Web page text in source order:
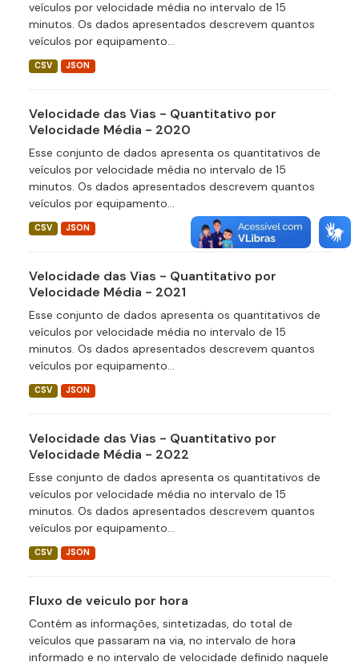
veículos por velocidade média no intervalo de 15
minutos. Os dados apresentados descrevem quantos
veículos por equipamento...
CSV JSON
Velocidade das Vias - Quantitativo por
Velocidade Média - 2020
Esse conjunto de dados apresenta os quantitativos de
veículos por velocidade média no intervalo de 15
minutos. Os dados apresentados descrevem quantos
veículos por equipamento...
CSV JSON
Velocidade das Vias - Quantitativo por
Velocidade Média - 2021
Esse conjunto de dados apresenta os quantitativos de
veículos por velocidade média no intervalo de 15
minutos. Os dados apresentados descrevem quantos
veículos por equipamento...
CSV JSON
Velocidade das Vias - Quantitativo por
Velocidade Média - 2022
Esse conjunto de dados apresenta os quantitativos de
veículos por velocidade média no intervalo de 15
minutos. Os dados apresentados descrevem quantos
veículos por equipamento...
CSV JSON
Fluxo de veiculo por hora
Contém as informações, sintetizadas, do total de
veículos que passaram na via, no intervalo de hora
informado e no intervalo de velocidade definido naquele